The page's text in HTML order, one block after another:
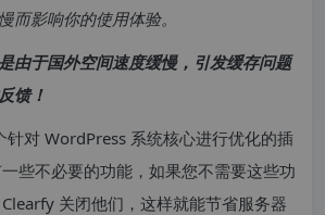
而影响你的使用体验。
由于国外空间速度缓慢，引发缓存问题
馈！
针对 WordPress 系统核心进行优化的插
些不必要的功能，如果您不需要这些功
关闭他们，这样就能节省服务器